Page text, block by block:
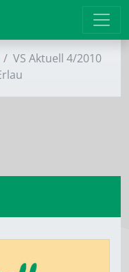
VS Aktuell 4/2010